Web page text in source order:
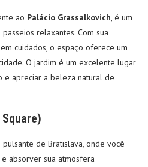
ao Palácio Grassalkovich, é um
relaxantes. Com sua
cuidados, o espaço oferece um
O jardim é um excelente lugar
e apreciar a beleza natural de
de Bratislava, onde você
absorver sua atmosfera